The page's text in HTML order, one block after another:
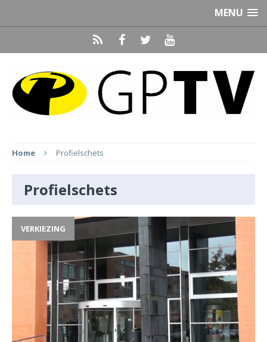
MENU
Home Profielschets
Profielschets
VERKIEZING